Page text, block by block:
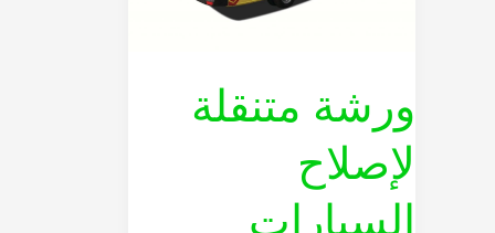
ورشة متنقلة
لإصلاح
السيارات
المتنقلة